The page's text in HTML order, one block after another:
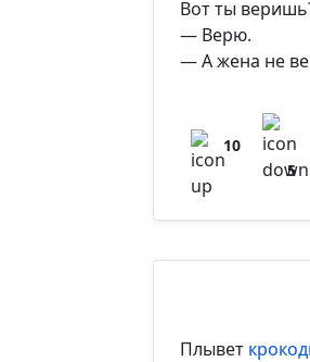
Вот ты
— Верю.
— А жена не
10
5
Плывет